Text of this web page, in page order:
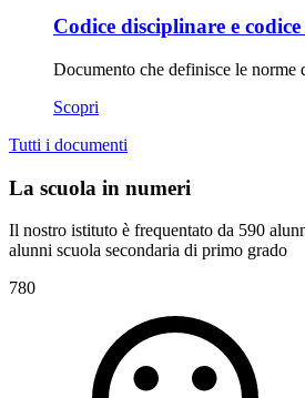
Codice disciplinare e
Documento che definisce le norme
Scopri
Tutti i documenti
La scuola in numeri
Il nostro istituto è frequentato da 590
alunni scuola secondaria di primo grado
780